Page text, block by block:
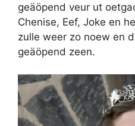
geäöpend veur ut
Chenise, Eef, Joke en
zulle weer zo noew en
geäöpend zeen.